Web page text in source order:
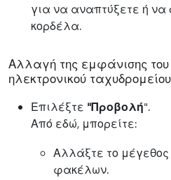
για να αναπτύξετε ή να
κορδέλα.
Αλλαγή της εμφάνισης
ηλεκτρονικού ταχυδρομείου
Επιλέξτε "Προβολή".
Από εδώ, μπορείτε:
Αλλάξτε το
φακέλων.